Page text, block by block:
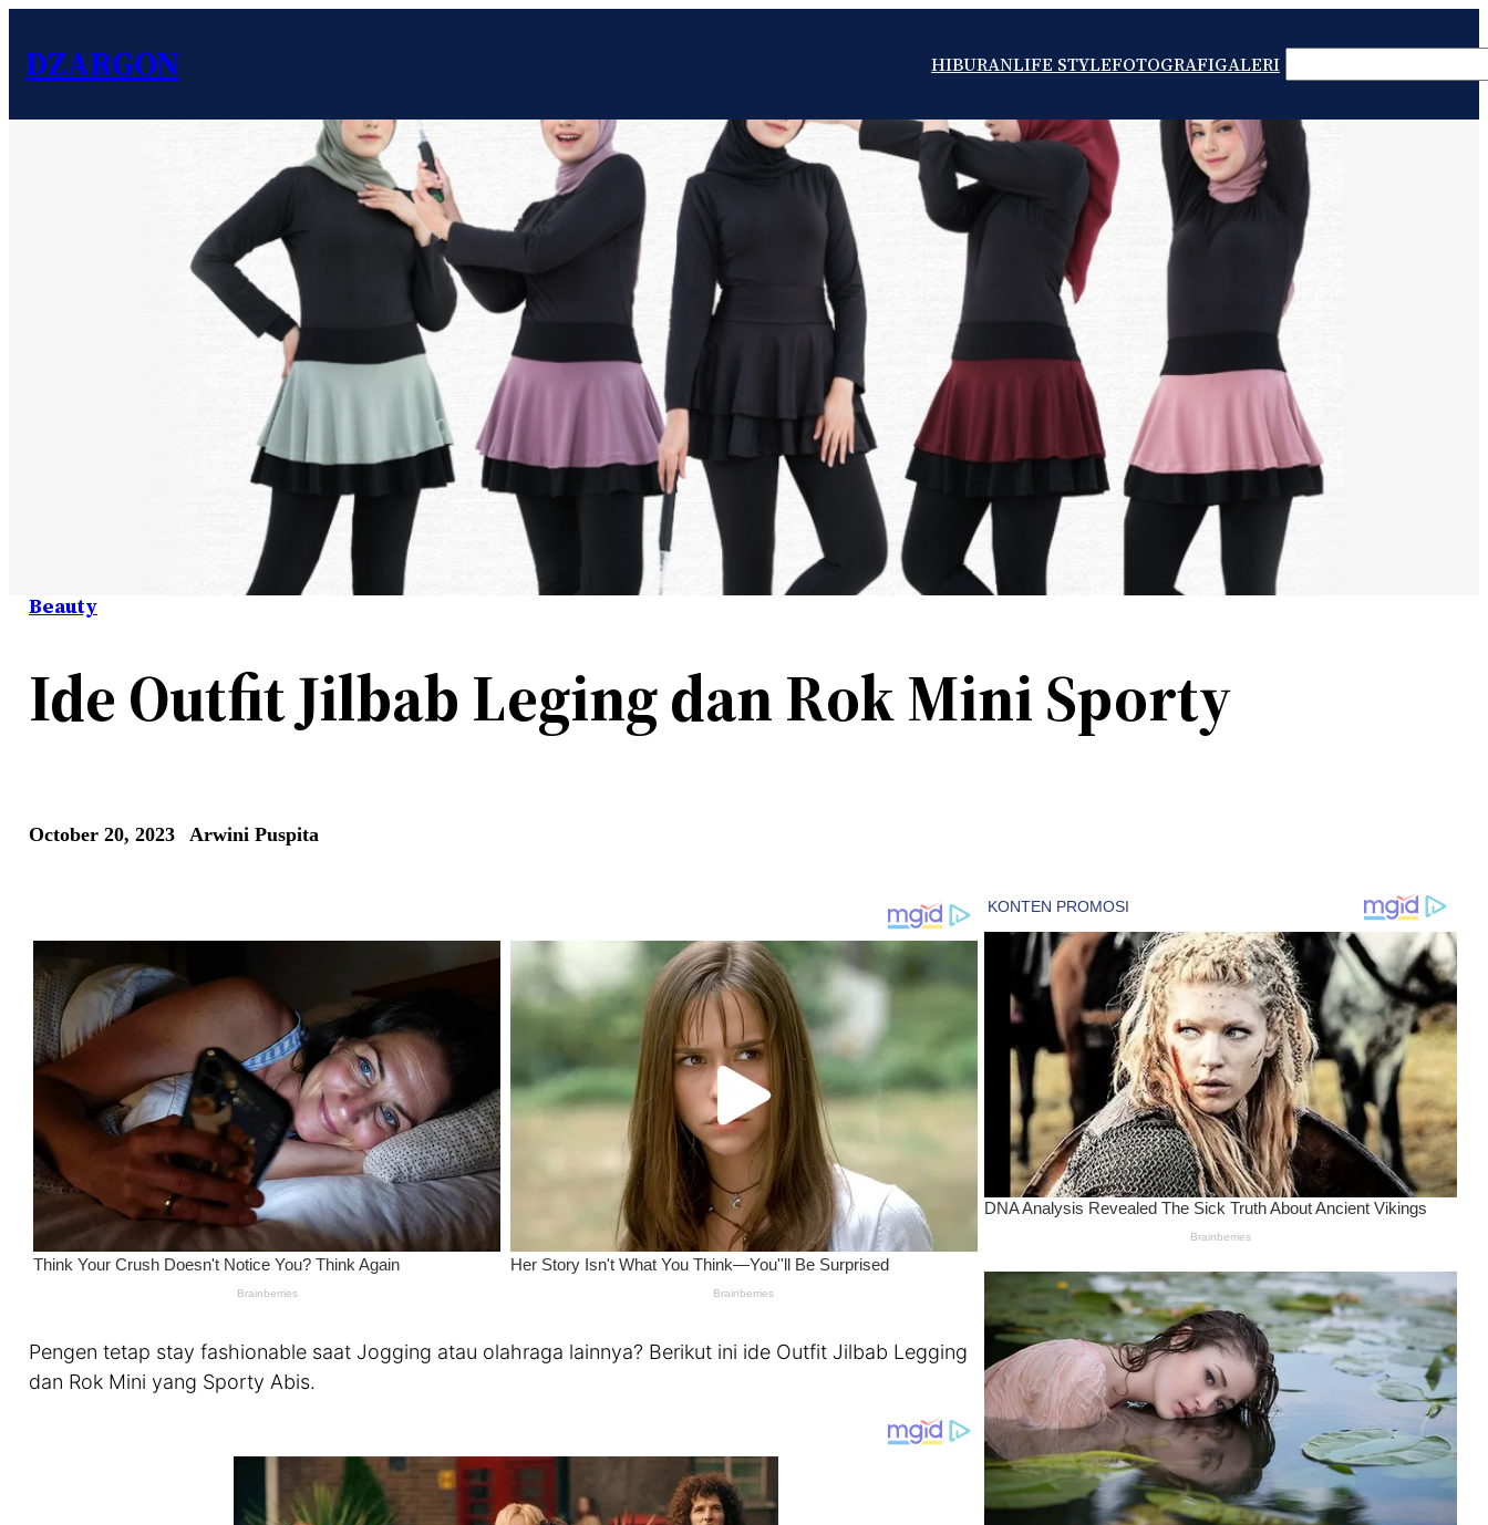
DZARGON HIBURANLIFE STYLEFOTOGRAFIGALERI SEARCH
Beauty
Ide Outfit Jilbab Leging dan Rok Mini Sporty
October 20, 2023 Arwini Puspita
Pengen tetap stay fashionable saat Jogging atau olahraga lainnya? Berikut ini ide Outfit Jilbab Legging
dan Rok Mini yang Sporty Abis.